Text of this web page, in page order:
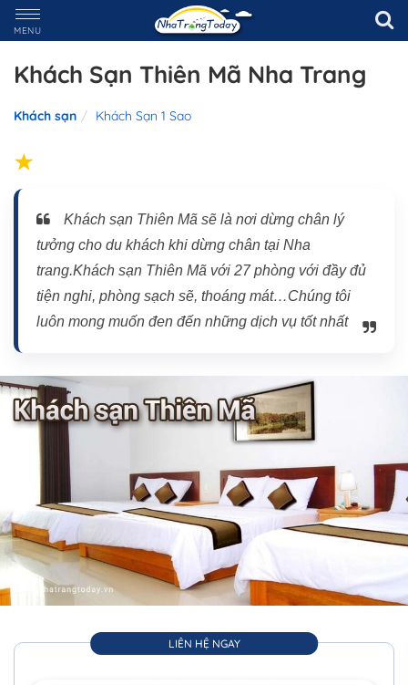
MENU
Khách Sạn Thiên Mã Nha Trang
Khách sạn Khách Sạn 1 Sao
Khách sạn Thiên Mã sẽ là nơi dừng chân lý
tưởng cho du khách khi dừng chân tại Nha
trang.Khách sạn Thiên Mã với 27 phòng với đầy đủ
tiện nghi, phòng sạch sẽ, thoáng mát…Chúng tôi
luôn mong muốn đen đến những dịch vụ tốt nhất
LIÊN HỆ NGAY